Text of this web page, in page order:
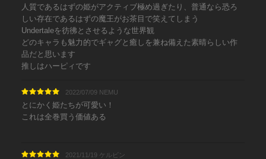
人質であるはずの姫がアクティブ極め過ぎたり、普通なら恐ろ
しい存在であるはずの魔王がお茶目で笑えてしまう
Undertaleを彷彿とさせるような世界観
どのキャラも魅力的でギャグと癒しを兼ね備えた素晴らしい作
品だと思います
推しはハーピィです
2022/07/09 NEMU
とにかく姫たちが可愛い！
これは全巻買う価値ある
2021/11/19 ケルビン